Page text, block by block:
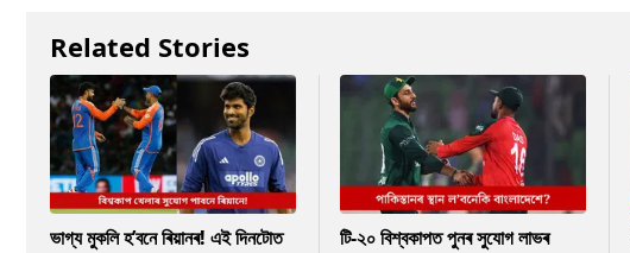
Related Stories
ভাগ্য মুকলি হ’বনে ৰিয়ানৰ! এই দিনটোত
টি-২০ বিশ্বকাপত পুনৰ সুযোগ লাভৰ